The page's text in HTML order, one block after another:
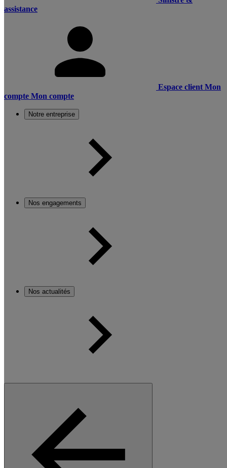
assistance
Espace client Mon
compte Mon compte
Notre entreprise
Nos engagements
Nos actualités